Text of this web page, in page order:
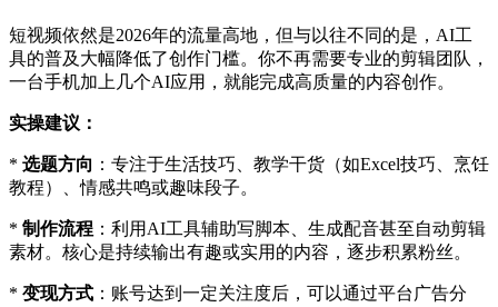
短视频依然是2026年的流量高地，但与以往不同的是，AI工
具的普及大幅降低了创作门槛。你不再需要专业的剪辑团队，
一台手机加上几个AI应用，就能完成高质量的内容创作。
实操建议：
* 选题方向 ：专注于生活技巧、教学干货（如Excel技巧、烹饪
教程）、情感共鸣或趣味段子。
* 制作流程 ：利用AI工具辅助写脚本、生成配音甚至自动剪辑
素材。核心是持续输出有趣或实用的内容，逐步积累粉丝。
* 变现方式 ：账号达到一定关注度后，可以通过平台广告分